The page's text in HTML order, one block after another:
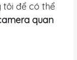
để có thể
quan